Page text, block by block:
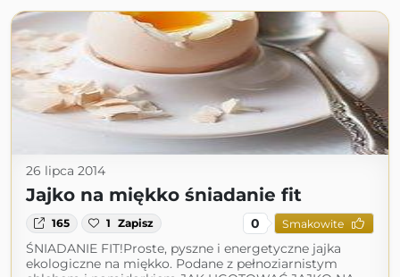
26 lipca 2014
Jajko na miękko śniadanie fit
165 1 Zapisz 0 Smakowite
ŚNIADANIE FIT!Proste, pyszne i energetyczne jajka
ekologiczne na miękko. Podane z pełnoziarnistym